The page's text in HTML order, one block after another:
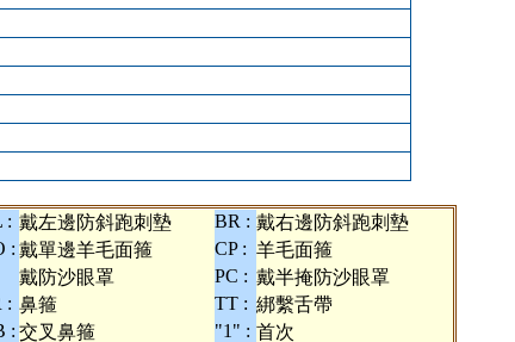
: 戴左邊防斜跑刺墊 BR : 戴右邊防斜跑刺墊
: 戴單邊羊毛面箍 CP : 羊毛面箍
戴防沙眼罩 PC : 戴半掩防沙眼罩
: 鼻箍 TT : 綁繫舌帶
: 交叉鼻箍 "1" : 首次